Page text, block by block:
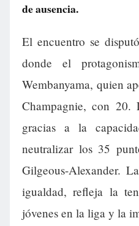
de ausencia.
El encuentro se
donde el
Wembanyama, quien
Champagnie, con
gracias a la
neutralizar los 35
Gilgeous-Alexander.
igualdad, refleja la
jóvenes en la liga y la